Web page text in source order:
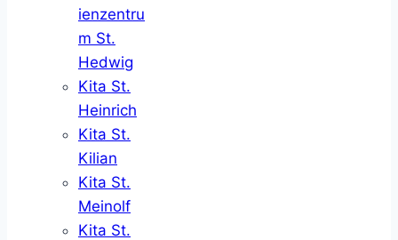
ienzentru
m St.
Hedwig
Kita St.
Heinrich
Kita St.
Kilian
Kita St.
Meinolf
Kita St.